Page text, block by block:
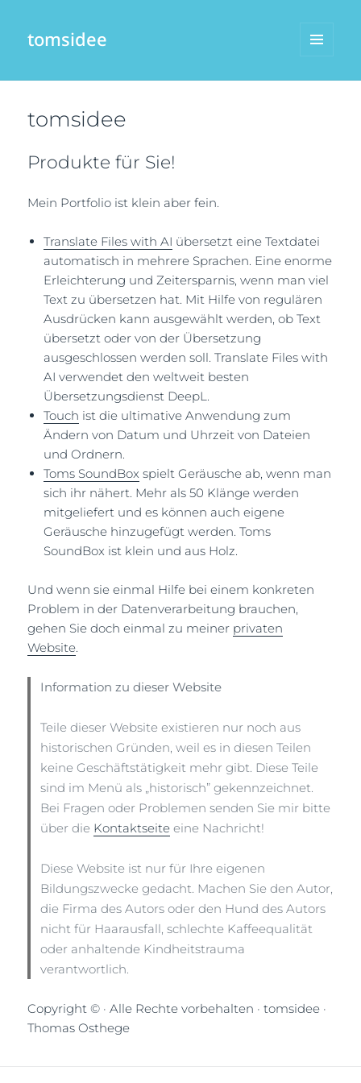
tomsidee
tomsidee
Produkte für Sie!
Mein Portfolio ist klein aber fein.
Translate Files with AI übersetzt eine Textdatei
automatisch in mehrere Sprachen. Eine enorme
Erleichterung und Zeitersparnis, wenn man viel
Text zu übersetzen hat. Mit Hilfe von regulären
Ausdrücken kann ausgewählt werden, ob Text
übersetzt oder von der Übersetzung
ausgeschlossen werden soll. Translate Files with
AI verwendet den weltweit besten
Übersetzungsdienst DeepL.
Touch ist die ultimative Anwendung zum
Ändern von Datum und Uhrzeit von Dateien
und Ordnern.
Toms SoundBox spielt Geräusche ab, wenn man
sich ihr nähert. Mehr als 50 Klänge werden
mitgeliefert und es können auch eigene
Geräusche hinzugefügt werden. Toms
SoundBox ist klein und aus Holz.
Und wenn sie einmal Hilfe bei einem konkreten
Problem in der Datenverarbeitung brauchen,
gehen Sie doch einmal zu meiner privaten
Website.
Information zu dieser Website
Teile dieser Website existieren nur noch aus
historischen Gründen, weil es in diesen Teilen
keine Geschäftstätigkeit mehr gibt. Diese Teile
sind im Menü als „historisch” gekennzeichnet.
Bei Fragen oder Problemen senden Sie mir bitte
über die Kontaktseite eine Nachricht!
Diese Website ist nur für Ihre eigenen
Bildungszwecke gedacht. Machen Sie den Autor,
die Firma des Autors oder den Hund des Autors
nicht für Haarausfall, schlechte Kaffeequalität
oder anhaltende Kindheitstrauma
verantwortlich.
Copyright © · Alle Rechte vorbehalten · tomsidee ·
Thomas Osthege